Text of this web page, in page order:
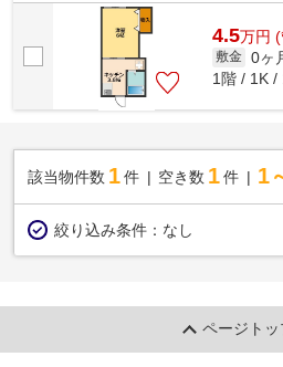
す。最上階のアパートです。相鉄本線上...
4.5万円
敷金 0ヶ
1階 / 1K /
該当物件数 1件 空き数 1 件 1
絞り込み条件： なし
ページト